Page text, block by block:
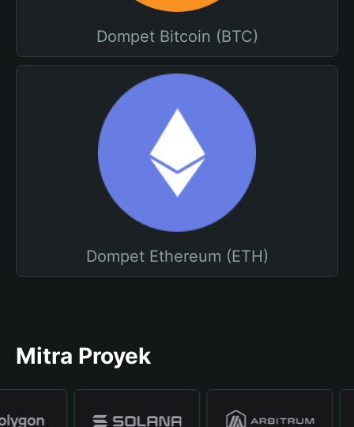
Dompet Bitcoin (BTC)
Dompet Ethereum (ETH)
Mitra Proyek